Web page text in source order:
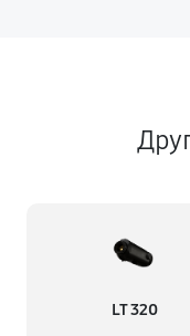
LT 320